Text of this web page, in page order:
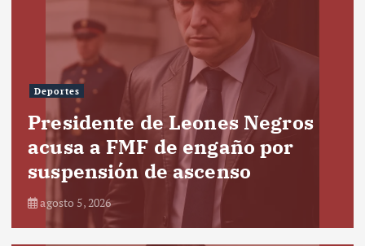
Deportes
Presidente de Leones Negros
acusa a FMF de engaño por
suspensión de ascenso
agosto 5, 2026